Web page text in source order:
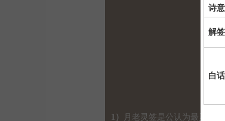
诗意
解签
白话
1）
月老灵签是公认为最灵验